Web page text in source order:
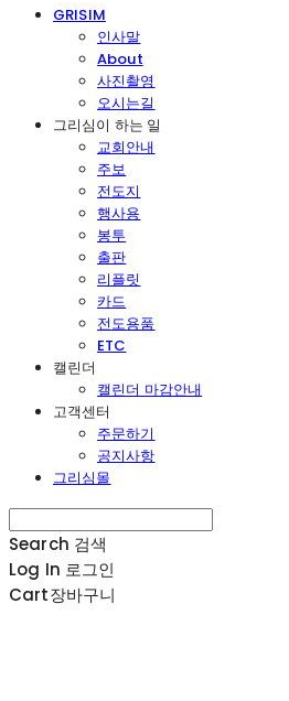
GRISIM
인사말
About
사진촬영
오시는길
그리심이 하는 일
교회안내
주보
전도지
행사용
봉투
출판
리플릿
카드
전도용품
ETC
캘린더
캘린더 마감안내
고객센터
주문하기
공지사항
그리심몰
Search 검색
Log In 로그인
Cart장바구니